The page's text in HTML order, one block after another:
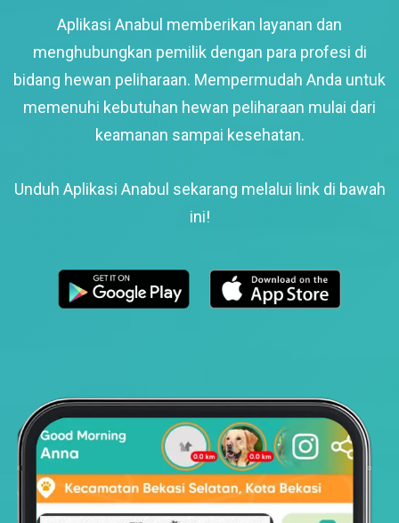
Aplikasi Anabul memberikan layanan dan
menghubungkan pemilik dengan para profesi di
bidang hewan peliharaan. Mempermudah Anda untuk
memenuhi kebutuhan hewan peliharaan mulai dari
keamanan sampai kesehatan.
Unduh Aplikasi Anabul sekarang melalui link di bawah
ini!